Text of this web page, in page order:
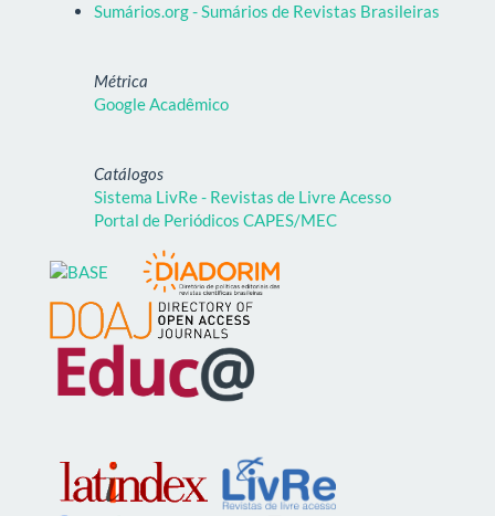
Sumários.org - Sumários de Revistas Brasileiras
Métrica
Google Acadêmico
Catálogos
Sistema LivRe - Revistas de Livre Acesso
Portal de Periódicos CAPES/MEC